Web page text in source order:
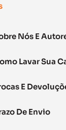
Nós E
Lavar Sua
E
De Envio